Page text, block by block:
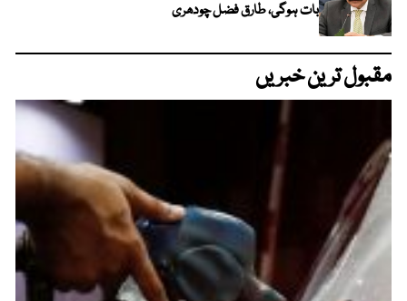
بات ہوگی، طارق فضل چودھری
مقبول ترین خبریں